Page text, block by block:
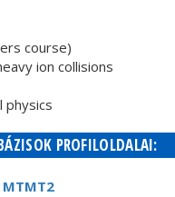
course)
ion collisions
physics
PROFILOLDALAI:
MTMT2